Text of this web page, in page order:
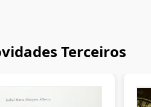
Terceiros